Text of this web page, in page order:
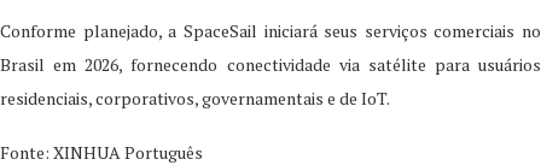
Conforme planejado, a SpaceSail iniciará seus serviços comerciais no
Brasil em 2026, fornecendo conectividade via satélite para usuários
residenciais, corporativos, governamentais e de IoT.
Fonte: XINHUA Português